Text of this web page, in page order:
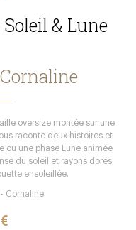
& Lune
oversize montée sur une
raconte deux histoires et
ou une phase Lune animée
du soleil et rayons dorés
ensoleillée.
Cornaline